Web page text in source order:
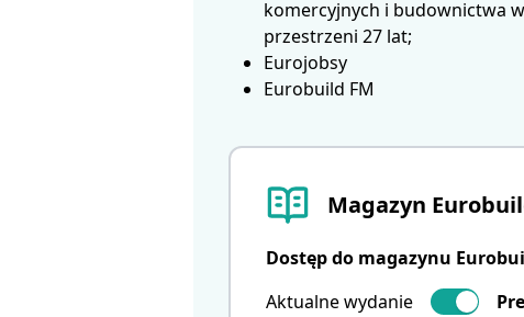
Magazyn
Dostęp do magazynu
Aktualne wydanie
komercyjnych i budownictwa
przestrzeni 27 lat;
Eurojobsy
Eurobuild FM